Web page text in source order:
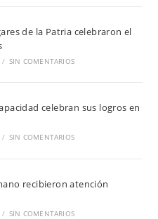
de la Patria celebraron el
/ SIN COMENTARIOS
celebran sus logros en
/ SIN COMENTARIOS
recibieron atención
/ SIN COMENTARIOS